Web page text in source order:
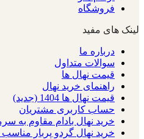
فروشگاه
لینک های مفید
درباره ما
سوالات متداول
قیمت نهال ها
راهنمای خرید نهال
قیمت نهال ها 1404 (جدید)
حساب کاربری مشتریان
خرید نهال بادام مقاوم به
خرید نهال گردو پربار